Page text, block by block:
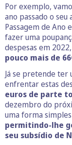
Por exemplo,
ano passado o
Passagem de Ano
fazer uma
despesas em 2022,
pouco mais de
Já se pretende ter
enfrentar estas
euros de parte
dezembro do
uma forma
permitindo-lhe
seu subsídio de